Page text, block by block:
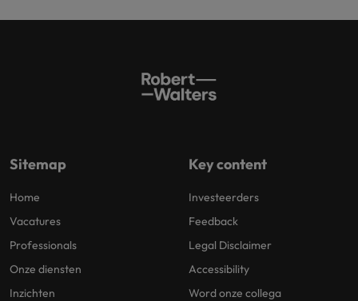
Sitemap
Home
Vacatures
Professionals
Onze diensten
Inzichten
Key content
Investeerders
Feedback
Legal Disclaimer
Accessibility
Word onze collega